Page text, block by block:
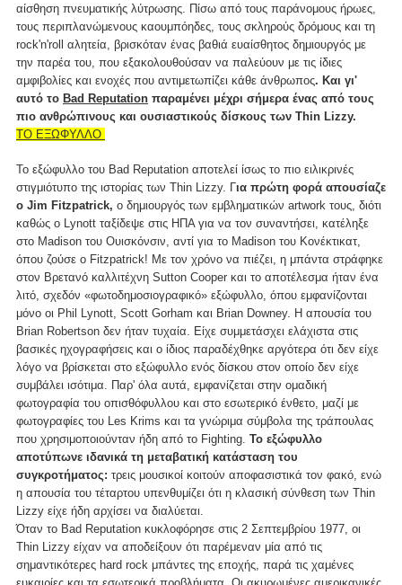
αίσθηση πνευματικής λύτρωσης. Πίσω από τους παράνομους ήρωες,
τους περιπλανώμενους καουμπόηδες, τους σκληρούς δρόμους και τη
rock'n'roll αλητεία, βρισκόταν ένας βαθιά ευαίσθητος δημιουργός με
την παρέα του, που εξακολουθούσαν να παλεύουν με τις ίδιες
αμφιβολίες και ενοχές που αντιμετωπίζει κάθε άνθρωπος. Και γι'
αυτό το Bad Reputation παραμένει μέχρι σήμερα ένας από τους
πιο ανθρώπινους και ουσιαστικούς δίσκους των Thin Lizzy.
ΤΟ ΕΞΩΦΥΛΛΟ
Το εξώφυλλο του Bad Reputation αποτελεί ίσως το πιο ειλικρινές
στιγμιότυπο της ιστορίας των Thin Lizzy. Για πρώτη φορά απουσίαζε
ο Jim Fitzpatrick, ο δημιουργός των εμβληματικών artwork τους, διότι
καθώς ο Lynott ταξίδεψε στις ΗΠΑ για να τον συναντήσει, κατέληξε
στο Madison του Ουισκόνσιν, αντί για το Madison του Κονέκτικατ,
όπου ζούσε ο Fitzpatrick! Με τον χρόνο να πιέζει, η μπάντα στράφηκε
στον Βρετανό καλλιτέχνη Sutton Cooper και το αποτέλεσμα ήταν ένα
λιτό, σχεδόν «φωτοδημοσιογραφικό» εξώφυλλο, όπου εμφανίζονται
μόνο οι Phil Lynott, Scott Gorham και Brian Downey. Η απουσία του
Brian Robertson δεν ήταν τυχαία. Είχε συμμετάσχει ελάχιστα στις
βασικές ηχογραφήσεις και ο ίδιος παραδέχθηκε αργότερα ότι δεν είχε
λόγο να βρίσκεται στο εξώφυλλο ενός δίσκου στον οποίο δεν είχε
συμβάλει ισότιμα. Παρ' όλα αυτά, εμφανίζεται στην ομαδική
φωτογραφία του οπισθόφυλλου και στο εσωτερικό ένθετο, μαζί με
φωτογραφίες του Les Krims και τα γνώριμα σύμβολα της τράπουλας
που χρησιμοποιούνταν ήδη από το Fighting. Το εξώφυλλο
αποτύπωνε ιδανικά τη μεταβατική κατάσταση του
συγκροτήματος: τρεις μουσικοί κοιτούν αποφασιστικά τον φακό, ενώ
η απουσία του τέταρτου υπενθυμίζει ότι η κλασική σύνθεση των Thin
Lizzy είχε ήδη αρχίσει να διαλύεται.
Όταν το Bad Reputation κυκλοφόρησε στις 2 Σεπτεμβρίου 1977, οι
Thin Lizzy είχαν να αποδείξουν ότι παρέμεναν μία από τις
σημαντικότερες hard rock μπάντες της εποχής, παρά τις χαμένες